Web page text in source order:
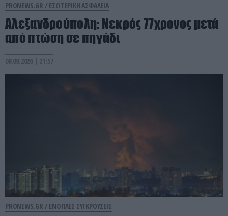
PRONEWS.GR / ΕΣΩΤΕΡΙΚΗ ΑΣΦΑΛΕΙΑ
Αλεξανδρούπολη: Νεκρός 77χρονος μετά
από πτώση σε πηγάδι
08.08.2026 | 21:57
PRONEWS.GR / ΕΝΟΠΛΕΣ ΣΥΓΚΡΟΥΣΕΙΣ